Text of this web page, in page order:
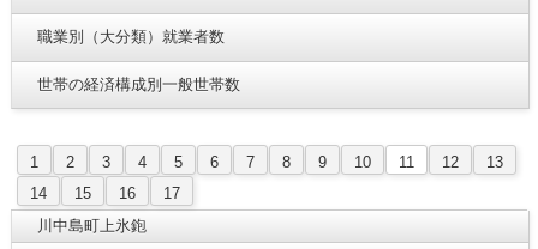
職業別（大分類）就業者数
世帯の経済構成別一般世帯数
1 2 3 4 5 6 7 8 9 10 11 12
13
14
15 16
17
川中島町上氷鉋